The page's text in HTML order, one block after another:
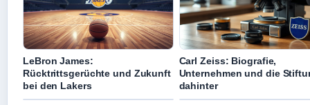
LeBron James:
Rücktrittsgerüchte und Zukunft
bei den Lakers
Carl Zeiss: Biografie,
Unternehmen und die
dahinter